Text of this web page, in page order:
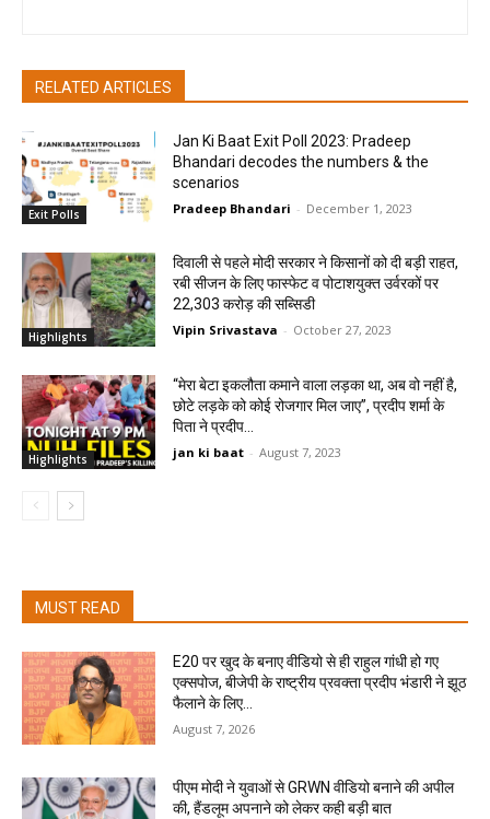
RELATED ARTICLES
Exit Polls
Jan Ki Baat Exit Poll 2023: Pradeep
Bhandari decodes the numbers & the
scenarios
Pradeep Bhandari - December 1, 2023
Highlights
दिवाली से पहले मोदी सरकार ने किसानों को दी बड़ी राहत,
रबी सीजन के लिए फास्फेट व पोटाशयुक्त उर्वरकों पर
22,303 करोड़ की सब्सिडी
Vipin Srivastava - October 27, 2023
Highlights
“मेरा बेटा इकलौता कमाने वाला लड़का था, अब वो नहीं है,
छोटे लड़के को कोई रोजगार मिल जाए”, प्रदीप शर्मा के
पिता ने प्रदीप...
jan ki baat - August 7, 2023
MUST READ
E20 पर खुद के बनाए वीडियो से ही राहुल गांधी हो गए
एक्सपोज, बीजेपी के राष्ट्रीय प्रवक्ता प्रदीप भंडारी ने झूठ
फैलाने के लिए...
August 7, 2026
पीएम मोदी ने युवाओं से GRWN वीडियो बनाने की अपील
की, हैंडलूम अपनाने को लेकर कही बड़ी बात